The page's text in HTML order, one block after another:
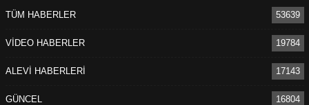
TÜM HABERLER 53639
VİDEO HABERLER 19784
ALEVİ HABERLERİ 17143
GÜNCEL 16804